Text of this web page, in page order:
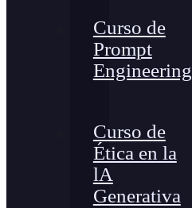
Curso de
Prompt
Engineering
Curso de
Ética en la
lA
Generativa